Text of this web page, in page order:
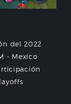
del 2022
- Mexico